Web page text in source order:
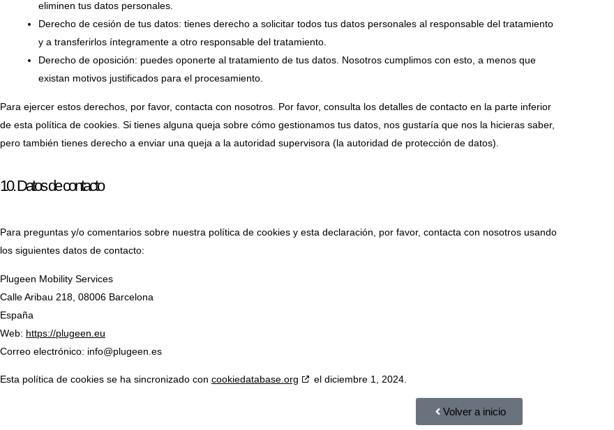
eliminen tus datos personales.
Derecho de cesión de tus datos: tienes derecho a solicitar todos tus datos personales al responsable del tratamiento
y a transferirlos íntegramente a otro responsable del tratamiento.
Derecho de oposición: puedes oponerte al tratamiento de tus datos. Nosotros cumplimos con esto, a menos que
existan motivos justificados para el procesamiento.
Para ejercer estos derechos, por favor, contacta con nosotros. Por favor, consulta los detalles de contacto en la parte inferior
de esta política de cookies. Si tienes alguna queja sobre cómo gestionamos tus datos, nos gustaría que nos la hicieras saber,
pero también tienes derecho a enviar una queja a la autoridad supervisora (la autoridad de protección de datos).
10. Datos de contacto
Para preguntas y/o comentarios sobre nuestra política de cookies y esta declaración, por favor, contacta con nosotros usando
los siguientes datos de contacto:
Plugeen Mobility Services
Calle Aribau 218, 08006 Barcelona
España
Web: https://plugeen.eu
Correo electrónico: info@plugeen.es
Esta política de cookies se ha sincronizado con cookiedatabase.org el diciembre 1, 2024.
Volver a inicio